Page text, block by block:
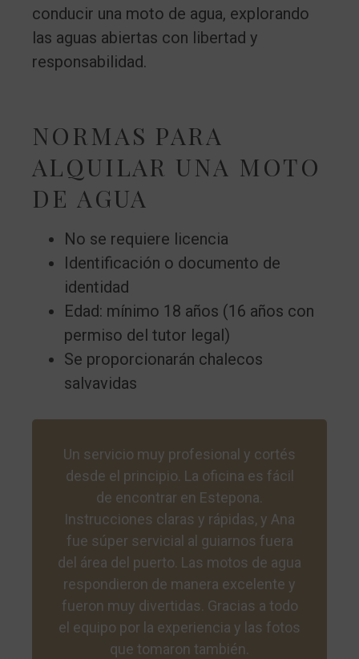
conducir una moto de agua, explorando
las aguas abiertas con libertad y
responsabilidad.
NORMAS PARA
ALQUILAR UNA MOTO
DE AGUA
No se requiere licencia
Identificación o documento de
identidad
Edad: mínimo 18 años (16 años con
permiso del tutor legal)
Se proporcionarán chalecos
salvavidas
Un servicio muy profesional y cortés
desde el principio. La oficina es fácil
de encontrar en Estepona.
Instrucciones claras y rápidas, y Ana
fue súper servicial al guiarnos fuera
del área del puerto. Las motos de agua
respondieron de manera excelente y
fueron muy divertidas. Gracias a todo
el equipo por la experiencia y las fotos
que tomaron también.